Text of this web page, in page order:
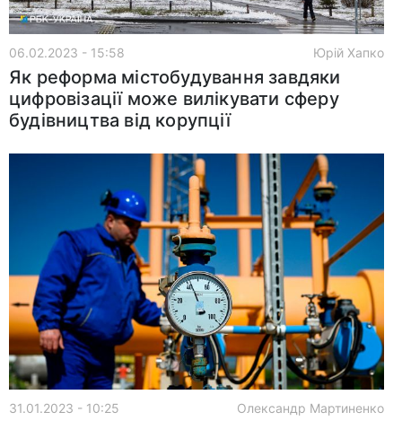
06.02.2023 - 15:58 Юрій Хапко
Як реформа містобудування завдяки
цифровізації може вилікувати сферу
будівництва від корупції
31.01.2023 - 10:25 Олександр Мартиненко